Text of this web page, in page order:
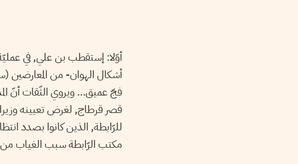
أوّلا: إستقطب بن علي, في عمليّة
أشكال الهوان- من المعارضين
فجّ عميق… ويروي الثّقات أنّ
قصر قرطاج, لغرض تعيينه وزيرا
للرّابطة, الذين كانوا بصدد
مكتب الرّابطة سبب الغياب من